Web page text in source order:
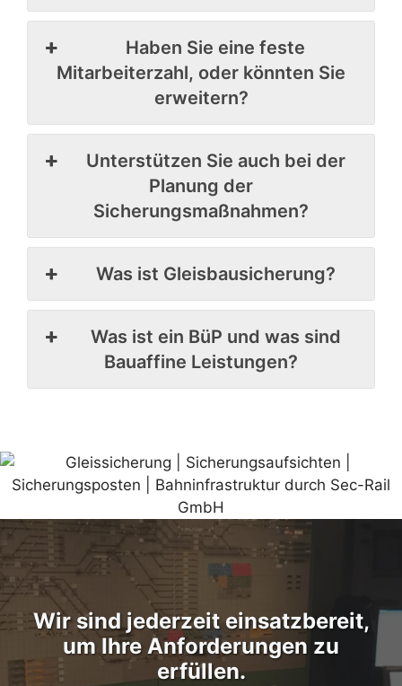
Haben Sie eine feste
Mitarbeiterzahl, oder könnten Sie
erweitern?
Unterstützen Sie auch bei der
Planung der
Sicherungsmaßnahmen?
Was ist Gleisbausicherung?
Was ist ein BüP und was sind
Bauaffine Leistungen?
Wir sind jederzeit einsatzbereit,
um Ihre Anforderungen zu
erfüllen.